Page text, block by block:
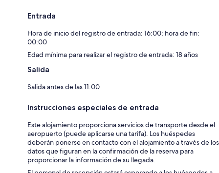
Entrada
Hora de inicio del registro de entrada: 16:00; hora de fin:
00:00
Edad mínima para realizar el registro de entrada: 18 años
Salida
Salida antes de las 11:00
Instrucciones especiales de entrada
Este alojamiento proporciona servicios de transporte desde el
aeropuerto (puede aplicarse una tarifa). Los huéspedes
deberán ponerse en contacto con el alojamiento a través de los
datos que figuran en la confirmación de la reserva para
proporcionar la información de su llegada.